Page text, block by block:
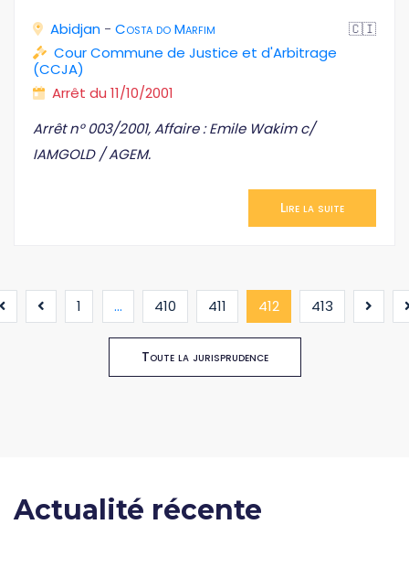
Abidjan - Costa do Marfim
🇨🇮
Cour Commune de Justice et d'Arbitrage
(CCJA)
Arrêt du 11/10/2001
Arrêt n° 003/2001, Affaire : Emile Wakim c/
IAMGOLD / AGEM.
Lire la suite
1 ... 410 411 412(current)
413
Toute la jurisprudence
Actualité récente